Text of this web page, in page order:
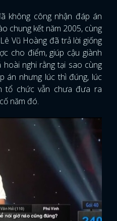
không công nhận đáp án
chung kết năm 2005, cùng
Vũ Hoàng đã trả lời giống
cho điểm, giúp cậu giành
hoài nghi rằng tại sao cùng
án nhưng lúc thì đúng, lúc
tổ chức vẫn chưa đưa ra
năm đó.